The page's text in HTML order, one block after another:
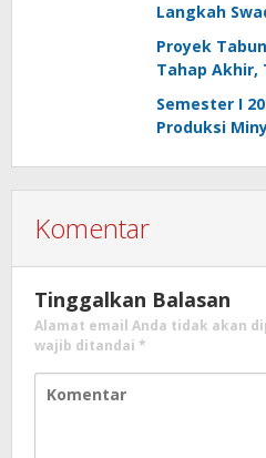
Langkah
Proyek
Tahap Akhir,
Semester I
Produksi
Komentar
Tinggalkan Balasan
Alamat email Anda tidak akan
wajib ditandai *